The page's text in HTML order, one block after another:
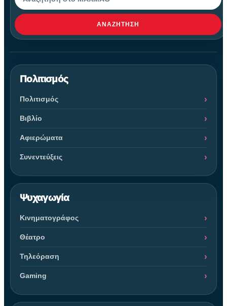
ΑΝΑΖΉΤΗΣΗ
Πολιτισμός
Πολιτισμός
Βιβλίο
Αφιερώματα
Συνεντεύξεις
Ψυχαγωγία
Κινηματογράφος
Θέατρο
Τηλεόραση
Gaming